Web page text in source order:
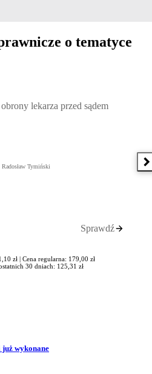
o tematyce
lekarza przed sądem lekarskim,
lekarza przed sądem
Tymiński
Sprawdź
zł | Cena regularna: 179,00 zł
30 dniach: 125,31 zł
już wykonane